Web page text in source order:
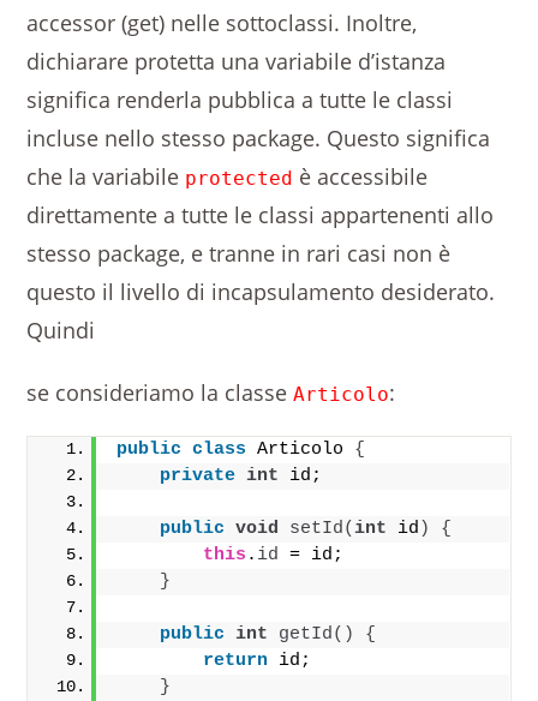
accessor (get) nelle sottoclassi. Inoltre,
dichiarare protetta una variabile d’istanza
significa renderla pubblica a tutte le classi
incluse nello stesso package. Questo significa
che la variabile protected è accessibile
direttamente a tutte le classi appartenenti allo
stesso package, e tranne in rari casi non è
questo il livello di incapsulamento desiderato.
Quindi
se consideriamo la classeArticolo:
public class Articolo {
private int id;
public void setId(int id )
{
this . id = id;
}
public int getId()
{
return id;
}